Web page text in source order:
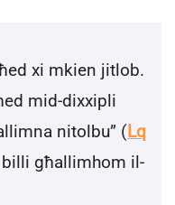
xi mkien jitlob.
mid-dixxipli
nitolbu” (Lq
għallimhom il-